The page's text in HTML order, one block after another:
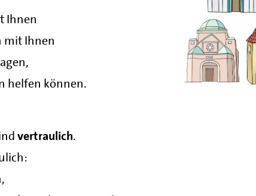
Ihnen
mit Ihnen
helfen können.
vertraulich.